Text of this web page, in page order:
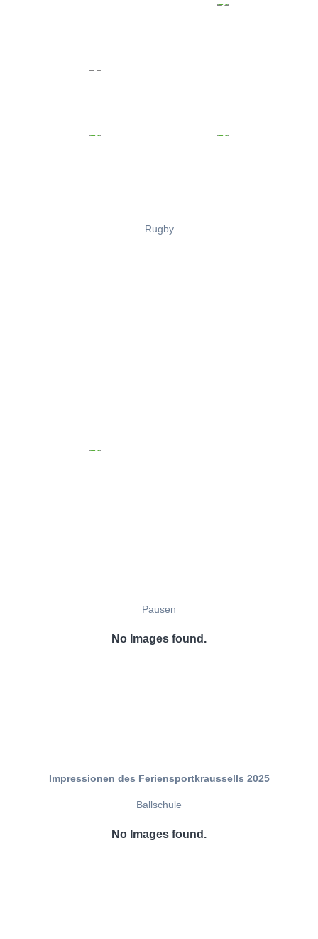
Rugby
Pausen
No Images found.
Impressionen des Feriensportkraussells 2025
Ballschule
No Images found.